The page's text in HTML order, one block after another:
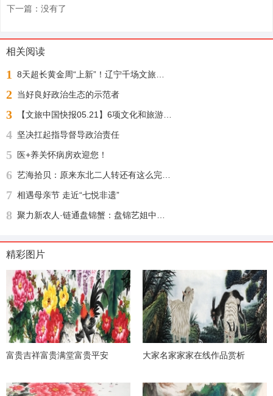
下一篇：没有了
相关阅读
1
2 当好良好政治生态的示范者
3
4 坚决扛起指导督导政治责任
5 医+养关怀病房欢迎您！
6
7 相遇母亲节 走近“七悦非遗”
8
精彩图片
富贵吉祥富贵满堂富贵平安 大家名家家家在线作品赏析